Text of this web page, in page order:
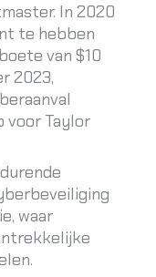
In 2020
te hebben
van $10
2023,
voor Taylor
waar